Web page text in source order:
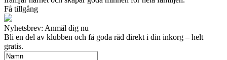
Få tillgång
Nyhetsbrev: Anmäl dig nu
Bli en del av klubben och få goda råd direkt i din inkorg – helt
gratis.